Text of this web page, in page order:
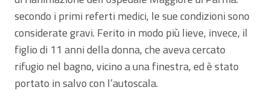
secondo i primi referti medici, le sue condizioni sono
considerate gravi. Ferito in modo più lieve, invece, il
figlio di 11 anni della donna, che aveva cercato
rifugio nel bagno, vicino a una finestra, ed è stato
portato in salvo con l’autoscala.